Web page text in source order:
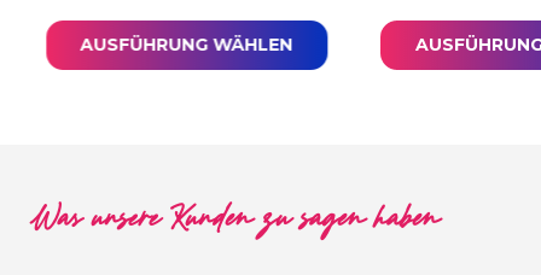
AUSFÜHRUNG WÄHLEN
Was unsere Kunden zu sagen haben